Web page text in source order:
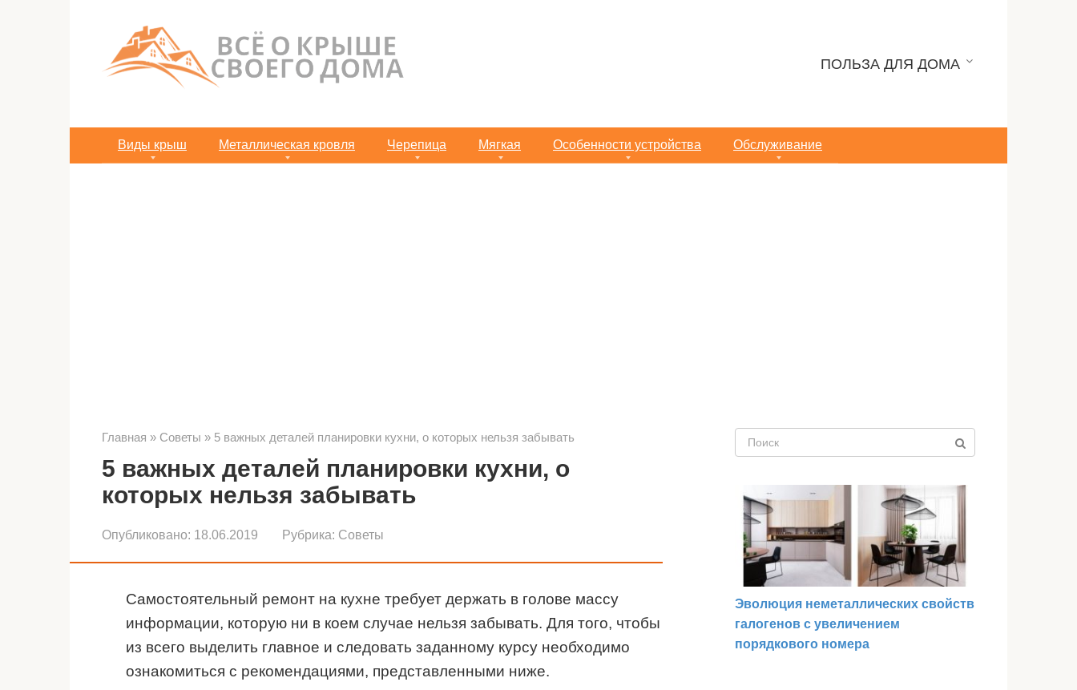
ПОЛЬЗА ДЛЯ ДОМА
Виды крыш Металлическая кровля Черепица Мягкая Особенности устройства Обслуживание
Главная » Советы » 5 важных деталей планировки кухни, о которых нельзя забывать
5 важных деталей планировки кухни, о
которых нельзя забывать
Опубликовано: 18.06.2019 Рубрика: Советы
Самостоятельный ремонт на кухне требует держать в голове массу
информации, которую ни в коем случае нельзя забывать. Для того, чтобы
из всего выделить главное и следовать заданному курсу необходимо
ознакомиться с рекомендациями, представленными ниже.
Поиск:
Эволюция неметаллических свойств
галогенов с увеличением
порядкового номера